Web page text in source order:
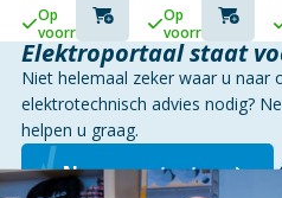
Op
voorraad
Op
voorraad
Elektroportaal staat
Niet helemaal zeker waar u naar
elektrotechnisch advies nodig?
helpen u graag.
Neem contact op